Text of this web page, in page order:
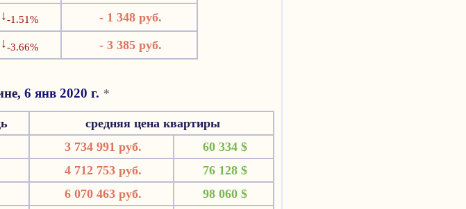
↓-1.51%
- 1 348 руб.
↓-3.66% - 3 385 руб.
, 6 янв 2020 г. *
средняя цена квартиры
3 734 991 руб.
60 334 $
4 712 753 руб.
76 128 $
6 070 463 руб.
98 060 $